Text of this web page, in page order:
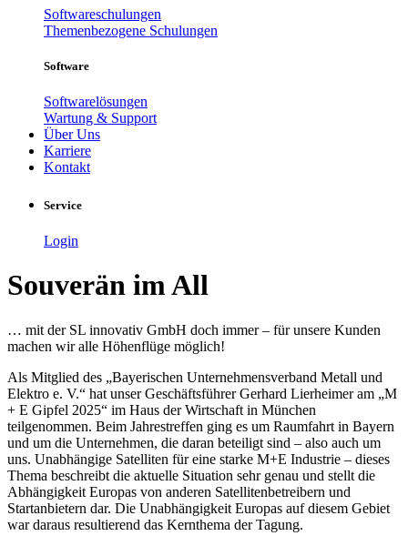
Softwareschulungen
Themenbezogene Schulungen
Software
Softwarelösungen
Wartung & Support
Über Uns
Karriere
Kontakt
Service
Login
Souverän im All
… mit der SL innovativ GmbH doch immer – für unsere Kunden
machen wir alle Höhenflüge möglich!
Als Mitglied des „Bayerischen Unternehmensverband Metall und
Elektro e. V.“ hat unser Geschäftsführer Gerhard Lierheimer am „M
+ E Gipfel 2025“ im Haus der Wirtschaft in München
teilgenommen. Beim Jahrestreffen ging es um Raumfahrt in Bayern
und um die Unternehmen, die daran beteiligt sind – also auch um
uns. Unabhängige Satelliten für eine starke M+E Industrie – dieses
Thema beschreibt die aktuelle Situation sehr genau und stellt die
Abhängigkeit Europas von anderen Satellitenbetreibern und
Startanbietern dar. Die Unabhängigkeit Europas auf diesem Gebiet
war daraus resultierend das Kernthema der Tagung.